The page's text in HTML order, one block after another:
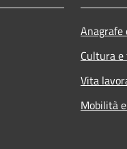
Cultura
Vita
Mobilità